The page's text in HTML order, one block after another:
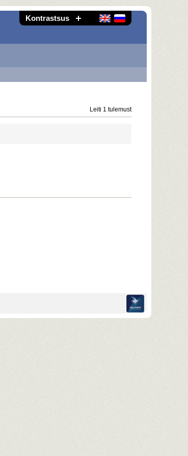
Kontrastsus
Leiti 1 tulemust